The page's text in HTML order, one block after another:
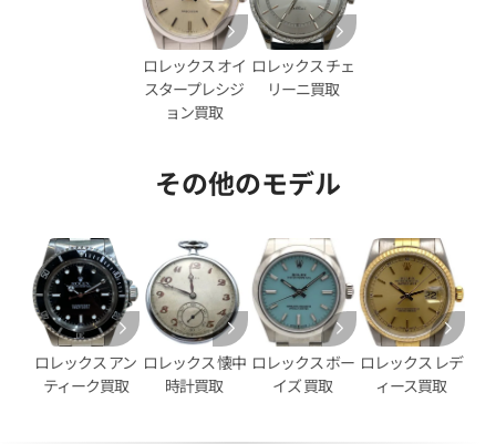
イトジャスト 126333NG シ
日時点の参考買取価格です
ロレックス デイトジャスト
ホワイトシェル文字盤
参考買取価格
2,950,000円
※2026年2月時点の参考買取
ロレックス オイ
スタープレシジ
ョン買取
ロレックス チェ
リーニ買取
その他のモデル
ロレックス アン
ティーク買取
ロレックス 懐中
時計買取
ロレックス ボー
イズ 買取
ロレックス レデ
ィース買取